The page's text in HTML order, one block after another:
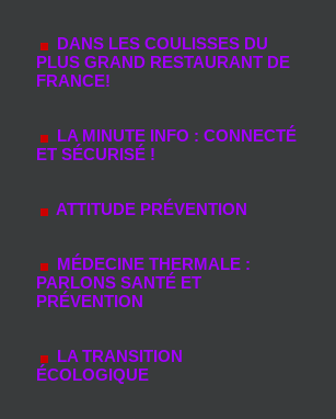
DANS LES COULISSES DU
PLUS GRAND RESTAURANT DE
FRANCE!
LA MINUTE INFO : CONNECTÉ
ET SÉCURISÉ !
ATTITUDE PRÉVENTION
MÉDECINE THERMALE :
PARLONS SANTÉ ET
PRÉVENTION
LA TRANSITION
ÉCOLOGIQUE